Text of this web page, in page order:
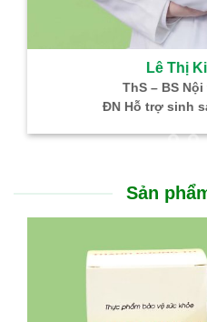
Lê Thị
ThS – BS
ĐN Hỗ trợ sinh
Sản